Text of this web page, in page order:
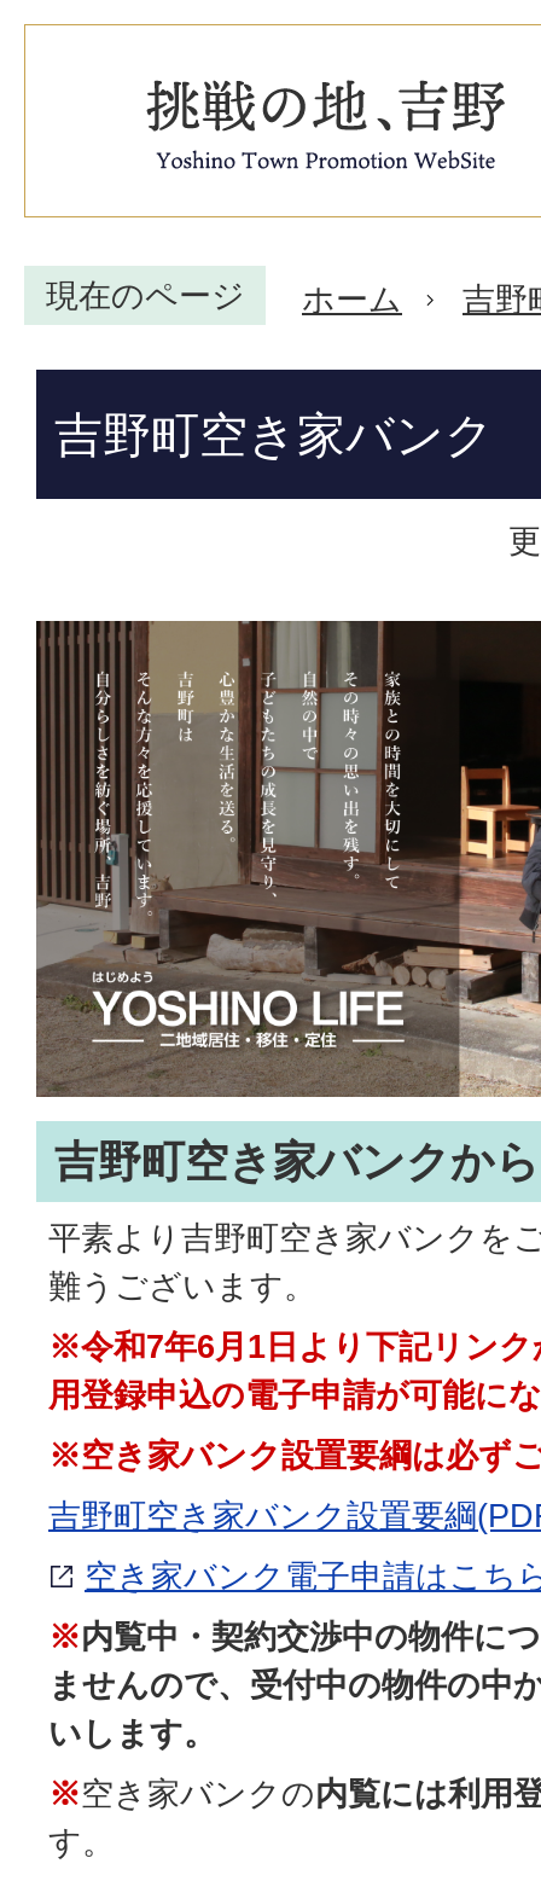
現在のページ ホーム 吉野
吉野町空き家バンク
吉野町空き家バンクか
平素より吉野町空き家バンクを
難うございます。
※令和7年6月1日より下記リン
用登録申込の電子申請が可能に
※空き家バンク設置要綱は必ず
吉野町空き家バンク設置要綱
空き家バンク電子申請はこち
※内覧中・契約交渉中の物件に
ませんので、受付中の物件の中
いします。
※空き家バンクの内覧には利用
す。